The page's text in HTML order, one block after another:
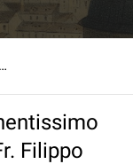
Della Istoria Ecclesiastica, Dell' Eminentissimo Cardinale Giuseppe Agostino Orsi [...] Proseguita da Fr. Filippo Angelico Becchetti [...] T. 10
Filippo